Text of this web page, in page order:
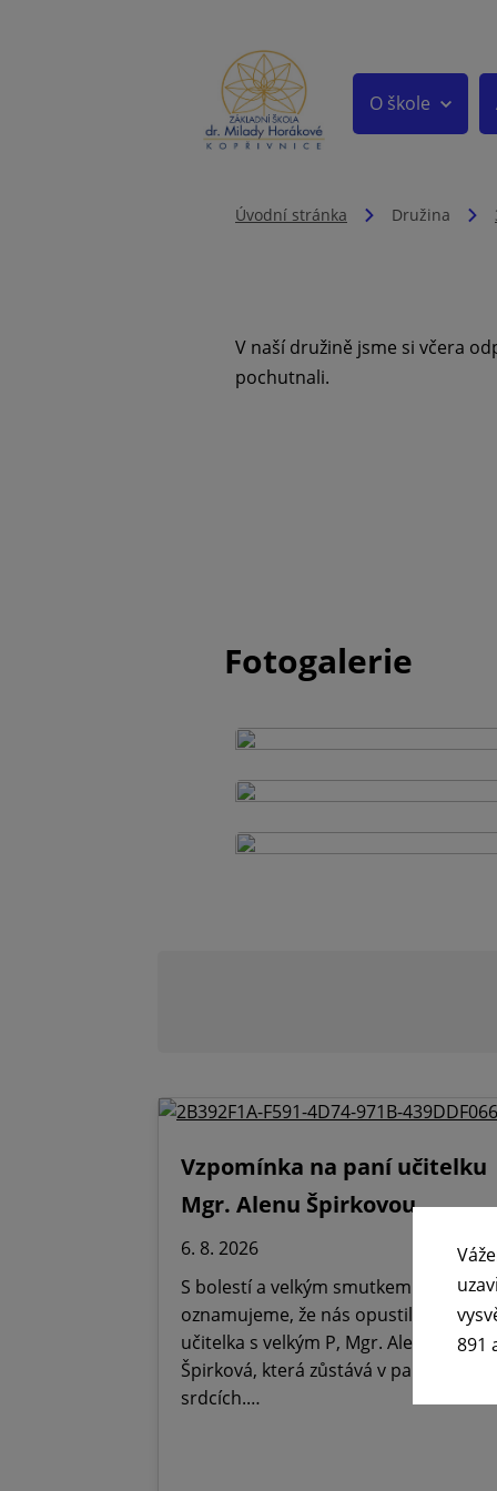
O škole
Úvodní stránka Družina
V naší družině jsme si včera
pochutnali.
Fotogalerie
Vzpomínka na paní učitelku
Mgr. Alenu Špirkovou
6. 8. 2026
S bolestí a velkým smutkem
oznamujeme, že nás opustila Paní
učitelka s velkým P, Mgr. Alena
Špirková, která zůstává v paměti,
srdcích.…
891